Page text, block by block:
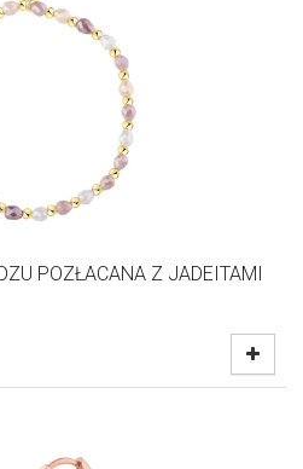
POZŁACANA Z JADEITAMI